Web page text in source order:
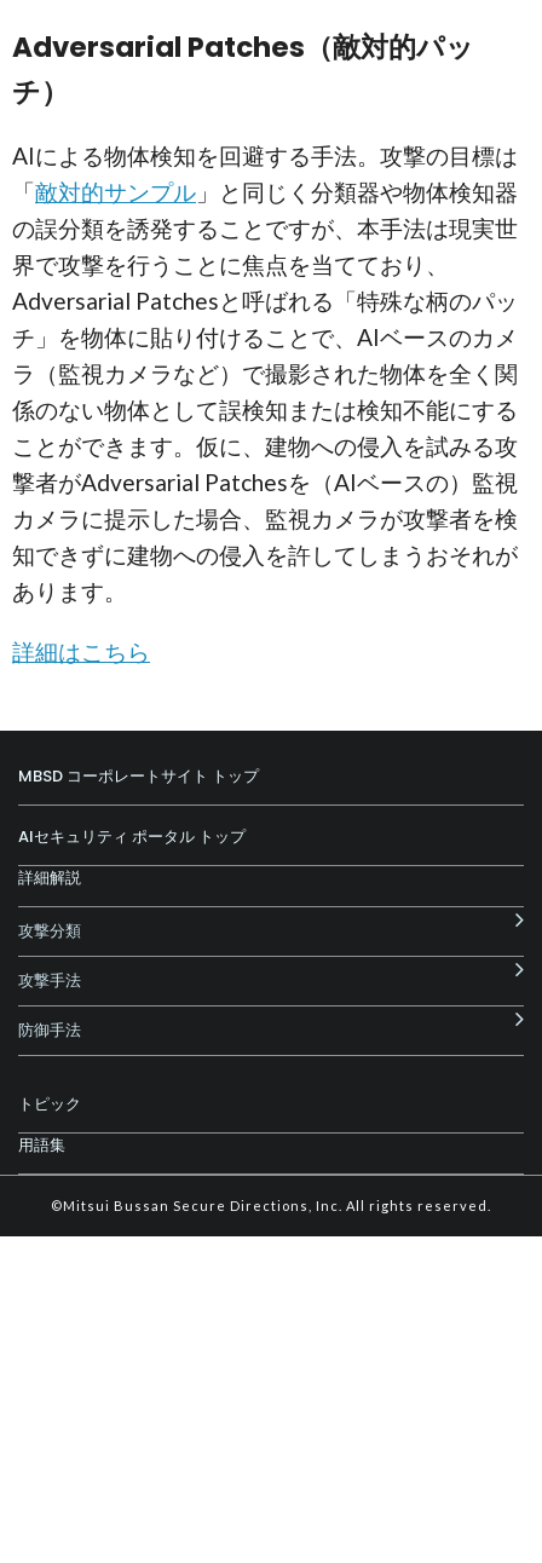
Adversarial Patches（敵対的パッ
チ）
AIによる物体検知を回避する手法。攻撃の目標は
「敵対的サンプル 」と同じく分類器や物体検知器
の誤分類を誘発することですが、本手法は現実世
界で攻撃を行うことに焦点を当てており、
Adversarial Patchesと呼ばれる「特殊な柄のパッ
チ」を物体に貼り付けることで、AIベースのカメ
ラ（監視カメラなど）で撮影された物体を全く関
係のない物体として誤検知または検知不能にする
ことができます。仮に、建物への侵入を試みる攻
撃者がAdversarial Patchesを（AIベースの）監視
カメラに提示した場合、監視カメラが攻撃者を検
知できずに建物への侵入を許してしまうおそれが
あります。
詳細はこちら
MBSD コーポレートサイト トップ
AIセキュリティ ポータル トップ
詳細解説
攻撃分類
攻撃手法
防御手法
トピック
用語集
©Mitsui Bussan Secure Directions, Inc. All rights reserved.